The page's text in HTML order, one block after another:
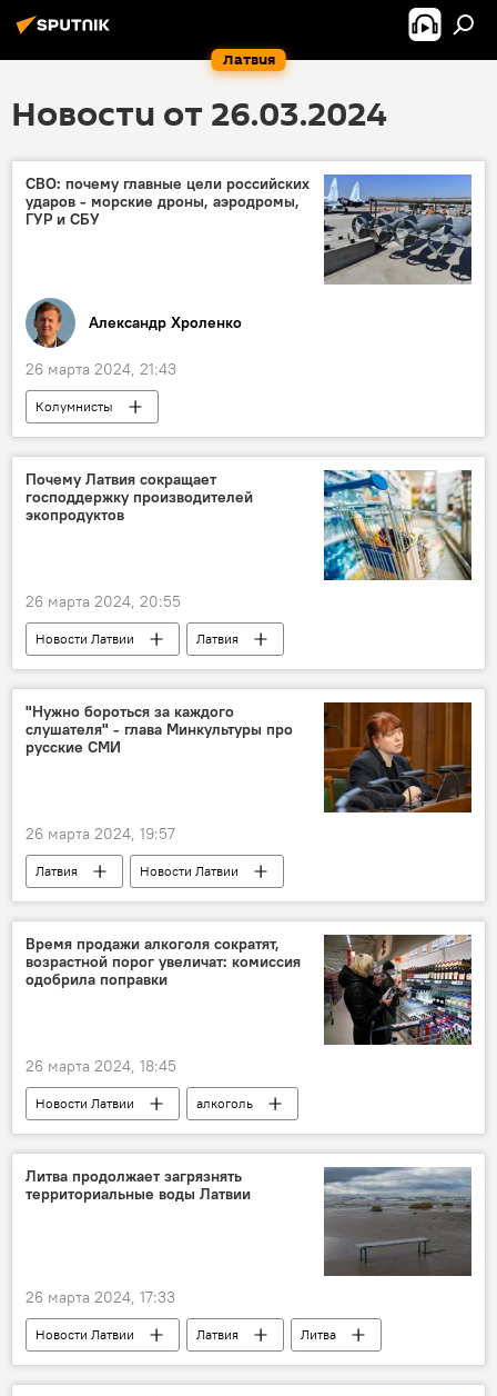
Латвия
Новости от 26.03.2024
СВО: почему главные цели российских
ударов - морские дроны, аэродромы,
ГУР и СБУ
Александр Хроленко
26 марта 2024, 21:43
Колумнисты
Операция по демилитаризации Украины
Эксперты Sputnik Латвия
Украина
США
военная операция
Почему Латвия сокращает
господдержку производителей
экопродуктов
26 марта 2024, 20:55
Новости Латвии
Латвия
сельское хозяйство
экология
"Нужно бороться за каждого
слушателя" - глава Минкультуры про
русские СМИ
26 марта 2024, 19:57
Латвия
Новости Латвии
русскоязычные СМИ
Министерство культуры Латвии
Агнесе Логина
Время продажи алкоголя сократят,
возрастной порог увеличат: комиссия
одобрила поправки
26 марта 2024, 18:45
Новости Латвии
алкоголь
торговля
Литва продолжает загрязнять
территориальные воды Латвии
26 марта 2024, 17:33
Новости Латвии Латвия
Литва
Балтийское море